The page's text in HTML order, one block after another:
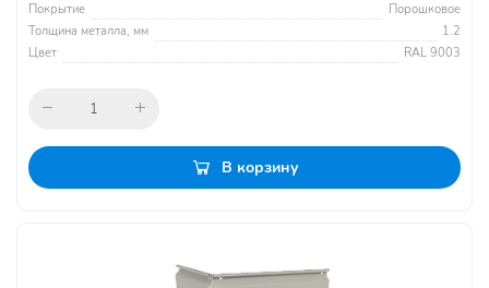
Покрытие
Порошковое
Толщина металла, мм
1.2
Цвет
RAL 9003
В корзину